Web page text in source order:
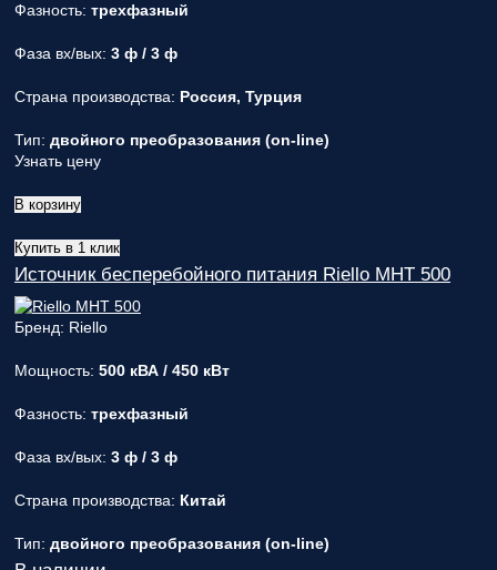
Фазность: трехфазный
Фаза вх/вых: 3 ф / 3 ф
Страна производства: Россия, Турция
Тип: двойного преобразования (on-line)
Узнать цену
В корзину
Купить в 1 клик
Источник бесперебойного питания Riello MHT 500
Бренд: Riello
Мощность: 500 кВА / 450 кВт
Фазность: трехфазный
Фаза вх/вых: 3 ф / 3 ф
Страна производства: Китай
Тип: двойного преобразования (on-line)